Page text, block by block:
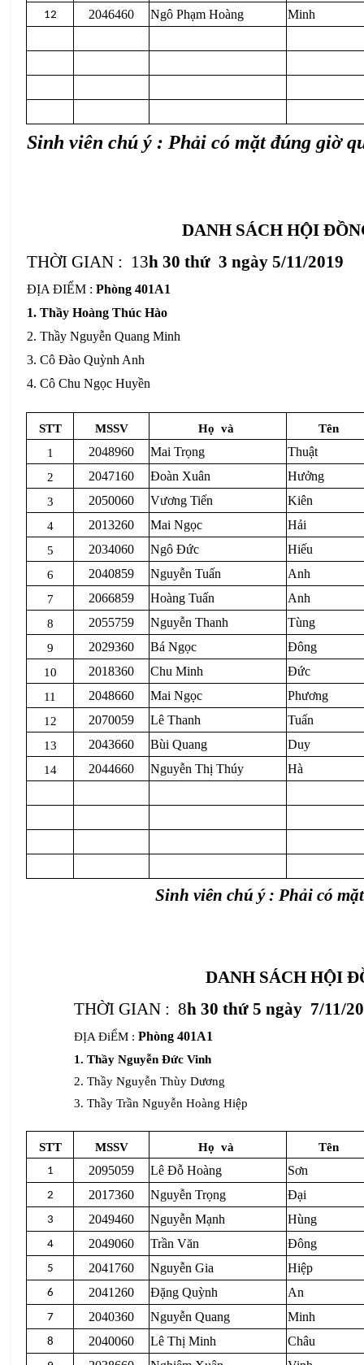
12 2046460 Ngô Phạm Hoàng Minh
Sinh viên chú ý : Phải có mặt đúng giờ
DANH SÁCH HỘI
THỜI GIAN : 13h 30 thứ 3 ngày 5/11/2019
ĐỊA ĐIỂM : Phòng 401A1
1. Thầy Hoàng Thúc Hào
2. Thầy Nguyễn Quang Minh
3. Cô Đào Quỳnh Anh
4. Cô Chu Ngọc Huyền
STT MSSV Họ và
Tên
1
2048960 Mai Trọng Thuật
2 2047160 Đoàn Xuân Hưởng
3 2050060 Vương Tiến Kiên
4 2013260 Mai Ngọc Hải
5 2034060 Ngô Đức Hiếu
6 2040859 Nguyễn Tuấn Anh
7 2066859 Hoàng Tuấn Anh
8 2055759 Nguyễn Thanh Tùng
9 2029360 Bá Ngọc Đông
10 2018360 Chu Minh Đức
11 2048660 Mai Ngọc Phương
12 2070059 Lê Thanh Tuấn
13 2043660 Bùi Quang Duy
14 2044660 Nguyễn Thị Thúy Hà
Sinh viên chú ý : Phải có
DANH SÁCH HỘI
THỜI GIAN : 8h 30 thứ 5 ngày 7/11/
ĐỊA ĐiỂM : Phòng 401A1
1. Thầy Nguyễn Đức Vinh
2. Thầy Nguyễn Thùy Dương
3. Thầy Trần Nguyễn Hoàng Hiệp
STT MSSV Họ và Tên
1 2095059 Lê Đỗ Hoàng Sơn
2 2017360 Nguyễn Trọng Đại
3 2049460 Nguyễn Mạnh Hùng
4 2049060 Trần Văn Đông
5 2041760 Nguyễn Gia Hiệp
6 2041260 Đặng Quỳnh An
7 2040360 Nguyễn Quang Minh
8 2040060 Lê Thị Minh Châu